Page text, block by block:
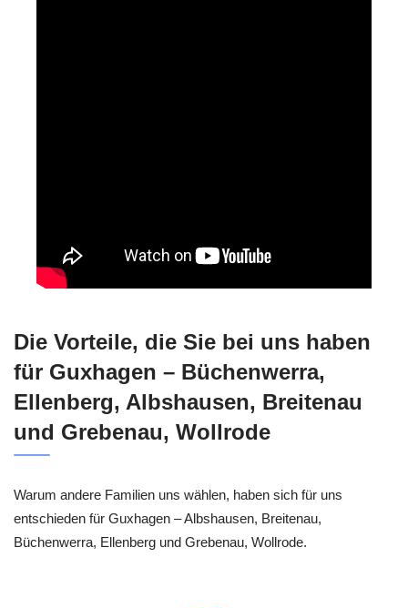
Die Vorteile, die Sie bei uns haben
für Guxhagen – Büchenwerra,
Ellenberg, Albshausen, Breitenau
und Grebenau, Wollrode
Warum andere Familien uns wählen, haben sich für uns
entschieden für Guxhagen – Albshausen, Breitenau,
Büchenwerra, Ellenberg und Grebenau, Wollrode.